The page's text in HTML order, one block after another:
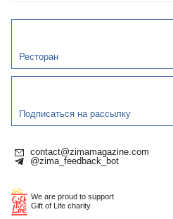
Ресторан
Подписаться на рассылку
contact@zimamagazine.com
@zima_feedback_bot
We are proud to support
Gift of Life charity